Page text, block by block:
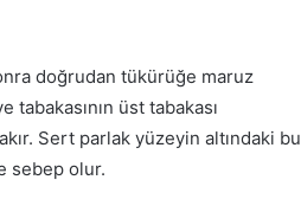
doğrudan tükürüğe maruz
tabakasının üst tabakası
Sert parlak yüzeyin altındaki bu
sebep olur.